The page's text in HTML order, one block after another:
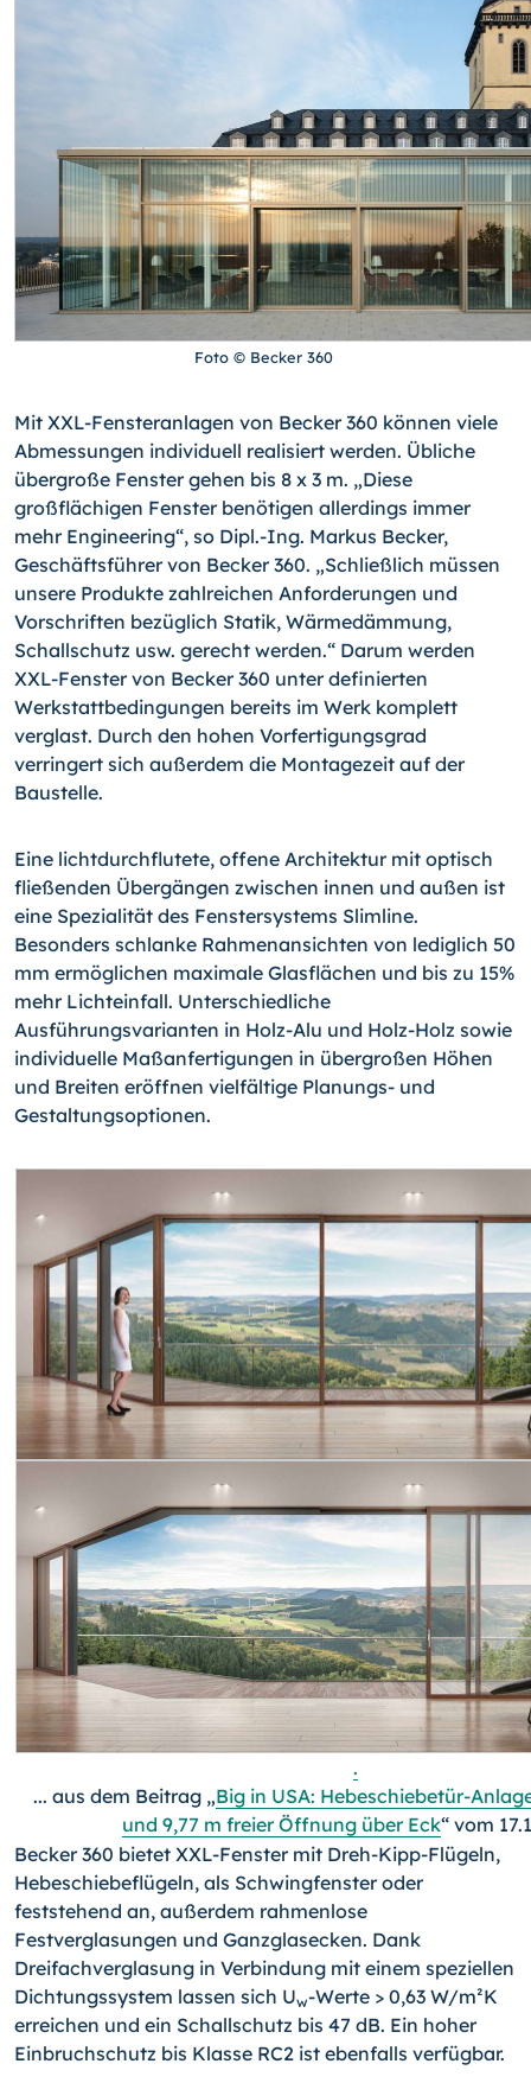
Foto © Becker 360
Mit XXL-Fensteranlagen von Becker 360 können viele
Abmessungen individuell realisiert werden. Übliche
übergroße Fenster gehen bis 8 x 3 m. „Diese
großflächigen Fenster benötigen allerdings immer
mehr Engineering“, so Dipl.-Ing. Markus Becker,
Geschäftsführer von Becker 360. „Schließlich müssen
unsere Produkte zahlreichen Anforderungen und
Vorschriften bezüglich Statik, Wärmedämmung,
Schallschutz usw. gerecht werden.“ Darum werden
XXL-Fenster von Becker 360 unter definierten
Werkstattbedingungen bereits im Werk komplett
verglast. Durch den hohen Vorfertigungsgrad
verringert sich außerdem die Montagezeit auf der
Baustelle.
Eine lichtdurchflutete, offene Architektur mit optisch
fließenden Übergängen zwischen innen und außen ist
eine Spezialität des Fenstersystems Slimline.
Besonders schlanke Rahmenansichten von lediglich 50
mm ermöglichen maximale Glasflächen und bis zu 15%
mehr Lichteinfall. Unterschiedliche
Ausführungsvarianten in Holz-Alu und Holz-Holz sowie
individuelle Maßanfertigungen in übergroßen Höhen
und Breiten eröffnen vielfältige Planungs- und
Gestaltungsoptionen.
.
... aus dem Beitrag „Big in USA: Hebeschiebetür-
und 9,77 m freier Öffnung über Eck“ vom
Becker 360 bietet XXL-Fenster mit Dreh-Kipp-Flügeln,
Hebeschiebeflügeln, als Schwingfenster oder
feststehend an, außerdem rahmenlose
Festverglasungen und Ganzglasecken. Dank
Dreifachverglasung in Verbindung mit einem speziellen
Dichtungssystem lassen sich Uw-Werte > 0,63 W/m²K
erreichen und ein Schallschutz bis 47 dB. Ein hoher
Einbruchschutz bis Klasse RC2 ist ebenfalls verfügbar.